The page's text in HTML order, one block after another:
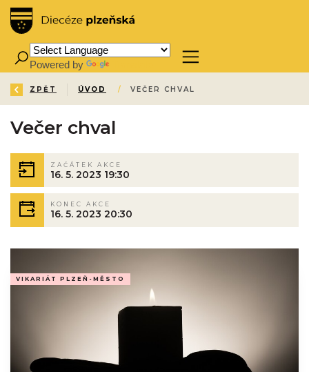
Powered by
ZPĚT ÚVOD / VEČER CHVAL
Večer chval
ZAČÁTEK AKCE
16. 5. 2023 19:30
KONEC AKCE
16. 5. 2023 20:30
VIKARIÁT PLZEŇ-MĚSTO